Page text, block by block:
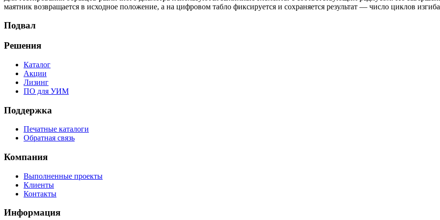
маятник возвращается в исходное положение, а на цифровом табло фиксируется и сохраняется результат — число циклов
Подвал
Решения
Каталог
Акции
Лизинг
ПО для УИМ
Поддержка
Печатные каталоги
Обратная связь
Компания
Выполненные проекты
Клиенты
Контакты
Информация